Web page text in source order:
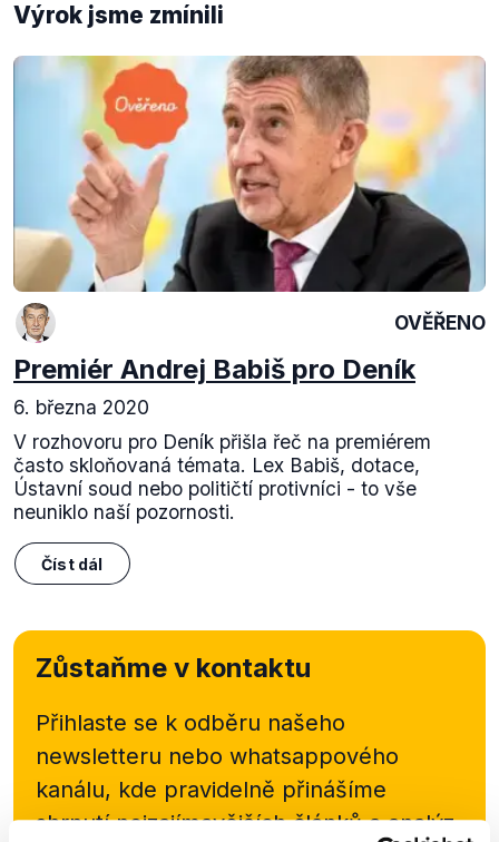
Výrok jsme zmínili
OVĚŘENO
Premiér Andrej Babiš pro Deník
6. března 2020
V rozhovoru pro Deník přišla řeč na premiérem
často skloňovaná témata. Lex Babiš, dotace,
Ústavní soud nebo političtí protivníci - to vše
neuniklo naší pozornosti.
Číst dál
Zůstaňme v kontaktu
Přihlaste se k odběru našeho
newsletteru nebo whatsappového
kanálu, kde pravidelně přinášíme
shrnutí nejzajímavějších článků a analýz.